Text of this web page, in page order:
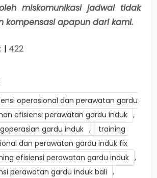
miskomunikasi jadwal tidak
kompensasi apapun dari kami.
422
operasional dan perawatan gardu
efisiensi perawatan gardu induk ,
gardu induk ,
training
dan perawatan gardu induk fix
efisiensi perawatan gardu induk ,
perawatan gardu induk bali ,